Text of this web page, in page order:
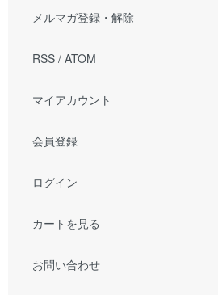
メルマガ登録・解除
RSS / ATOM
マイアカウント
会員登録
ログイン
カートを見る
お問い合わせ